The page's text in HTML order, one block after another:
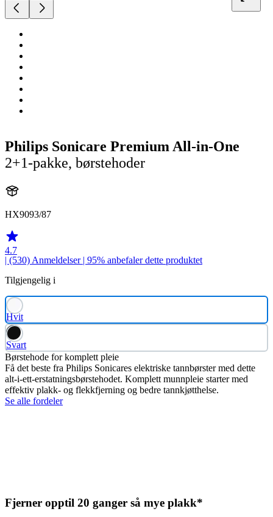
Philips Sonicare Premium All-in-One
2+1-pakke, børstehoder
HX9093/87
4.7
| (530) Anmeldelser| 95% anbefaler dette produktet
Tilgjengelig i
Hvit
Svart
Børstehode for komplett pleie
Få det beste fra Philips Sonicares elektriske tannbørster med dette
alt-i-ett-erstatningsbørstehodet. Komplett munnpleie starter med
effektiv plakk- og flekkfjerning og bedre tannkjøtthelse.
Se alle fordeler
Fjerner opptil 20 ganger så mye plakk*